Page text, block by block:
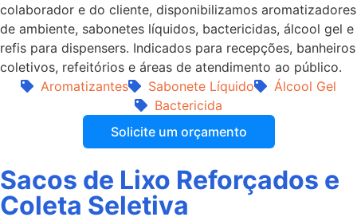
colaborador e do cliente, disponibilizamos aromatizadores
de ambiente, sabonetes líquidos, bactericidas, álcool gel e
refis para dispensers. Indicados para recepções, banheiros
coletivos, refeitórios e áreas de atendimento ao público.
Aromatizantes
Sabonete Líquido
Álcool Gel
Bactericida
Solicite um orçamento
Sacos de Lixo Reforçados e
Coleta Seletiva